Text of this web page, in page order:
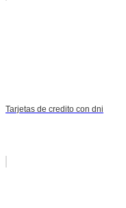
Tarjetas de credito con dni